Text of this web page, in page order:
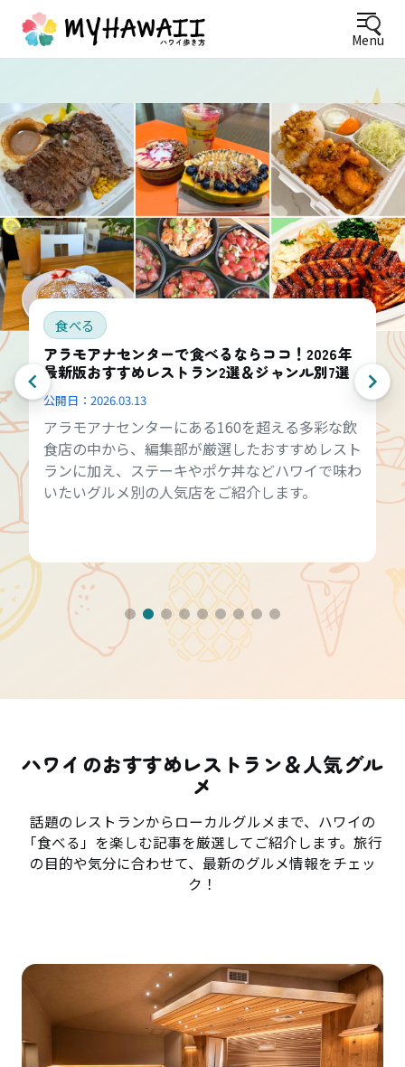
Menu
食べる
アラモアナセンターで食べるならココ！2026年
最新版おすすめレストラン2選＆ジャンル別7選
公開日： 2026.03.13
アラモアナセンターにある160を超える多彩な飲
食店の中から、編集部が厳選したおすすめレスト
ランに加え、ステーキやポケ丼などハワイで味わ
いたいグルメ別の人気店をご紹介します。
ハワイのおすすめレストラン＆人気グル
メ
話題のレストランからローカルグルメまで、ハワイの
「食べる」を楽しむ記事を厳選してご紹介します。旅行
の目的や気分に合わせて、最新のグルメ情報をチェッ
ク！